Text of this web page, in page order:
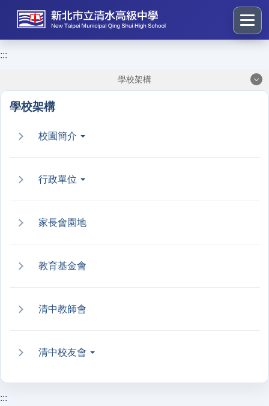
到
塊
:::
學校架構
學校架構
校園簡介
行政單位
家長會園地
教育基金會
清中教師會
清中校友會
:::